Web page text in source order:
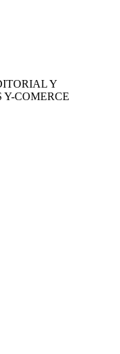
Y
Y-COMERCE